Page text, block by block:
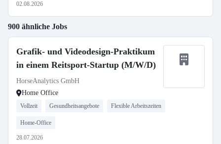
02.08.2026
900 ähnliche Jobs
Grafik- und Videodesign-Praktikum
in einem Reitsport-Startup (M/W/D)
HorseAnalytics GmbH
Home Office
Vollzeit Gesundheitsangebote Flexible Arbeitszeiten
Home-Office
28.07.2026